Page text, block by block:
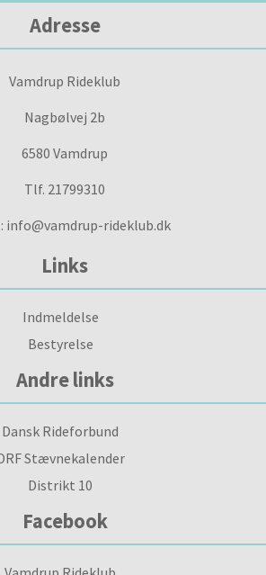
Adresse
Vamdrup Rideklub
Nagbølvej 2b
6580 Vamdrup
Tlf. 21799310
info@vamdrup-rideklub.dk
Links
Indmeldelse
Bestyrelse
Andre links
Dansk Rideforbund
Stævnekalender
Distrikt 10
Facebook